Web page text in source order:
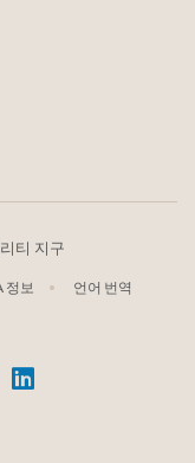
티 지구
정보 언어 번역
그램
튜브
LinkedIn